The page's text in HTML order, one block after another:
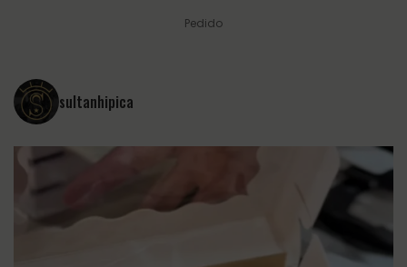
Pedido
sultanhipica